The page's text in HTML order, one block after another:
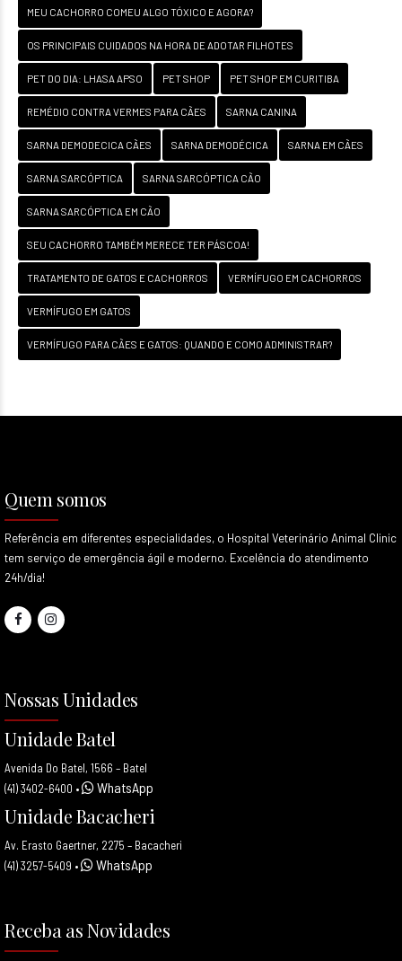
MEU CACHORRO COMEU ALGO TÓXICO E AGORA?
OS PRINCIPAIS CUIDADOS NA HORA DE ADOTAR FILHOTES
PET DO DIA: LHASA APSO PET SHOP PET SHOP EM CURITIBA
REMÉDIO CONTRA VERMES PARA CÃES SARNA CANINA
SARNA DEMODECICA CÃES SARNA DEMODÉCICA SARNA EM CÃES
SARNA SARCÓPTICA SARNA SARCÓPTICA CÃO
SARNA SARCÓPTICA EM CÃO
SEU CACHORRO TAMBÉM MERECE TER PÁSCOA!
TRATAMENTO DE GATOS E CACHORROS VERMÍFUGO EM CACHORROS
VERMÍFUGO EM GATOS
VERMÍFUGO PARA CÃES E GATOS: QUANDO E COMO ADMINISTRAR?
Quem somos
Referência em diferentes especialidades, o Hospital Veterinário Animal Clinic
tem serviço de emergência ágil e moderno. Excelência do atendimento
24h/dia!
Nossas Unidades
Unidade Batel
Avenida Do Batel, 1566 – Batel
(41) 3402-6400 • WhatsApp
Unidade Bacacheri
Av. Erasto Gaertner, 2275 – Bacacheri
(41) 3257-5409 • WhatsApp
Receba as Novidades